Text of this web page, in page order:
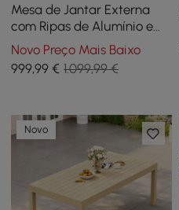
Mesa de Jantar Externa
com Ripas de Alumínio e
Acabamento em Nogueira
Wevara
Novo Preço Mais Baixo
999,99 € 1.099,99 €
Novo